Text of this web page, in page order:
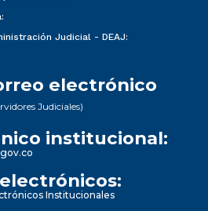
Judicial - DEAJ:
electrónico
Judiciales)
institucional:
Institucionales